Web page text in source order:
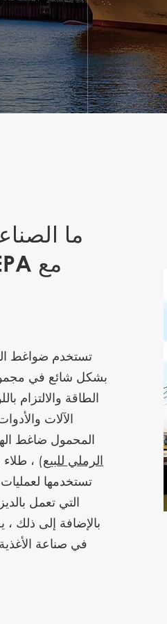
ما
تستخدم ضواغط
بشكل شائع في
الطاقة والالتزام
الآلات
المحمول ضاغط
الرملي للبيع) ، طلاء
تستخدمها
التي تعمل
بالإضافة إلى ذلك
في صناعة